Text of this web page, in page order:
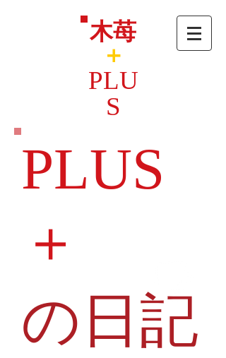
木苺
＋
PLU
S
PLUS
＋
の日記